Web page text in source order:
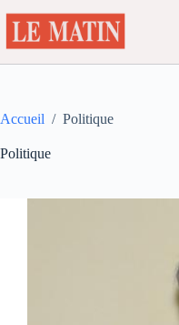
au
contenu
Accueil / Politique
Politique